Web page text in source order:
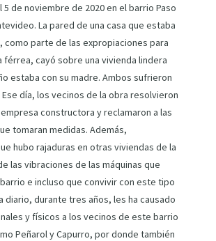
de noviembre de 2020 en el barrio Paso
La pared de una casa que estaba
como parte de las expropiaciones para
férrea, cayó sobre una vivienda lindera
estaba con su madre. Ambos sufrieron
día, los vecinos de la obra resolvieron
constructora y reclamaron a las
tomaran medidas. Además,
hubo rajaduras en otras viviendas de la
las vibraciones de las máquinas que
e incluso que convivir con este tipo
diario, durante tres años, les ha causado
y físicos a los vecinos de este barrio
Peñarol y Capurro, por donde también